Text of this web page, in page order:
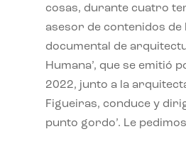
cosas, durante cuatro
asesor de contenidos de
documental de
Humana’, que se emitió
2022, junto a la
Figueiras, conduce y
punto gordo’. Le